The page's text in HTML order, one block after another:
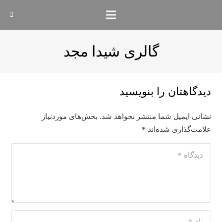
گالری شیدا مجد
دیدگاهتان را بنویسید
نشانی ایمیل شما منتشر نخواهد شد. بخش‌های موردنیاز
علامت‌گذاری شده‌اند *